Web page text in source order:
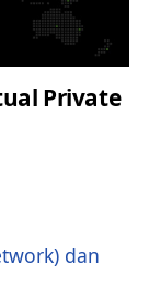
Private